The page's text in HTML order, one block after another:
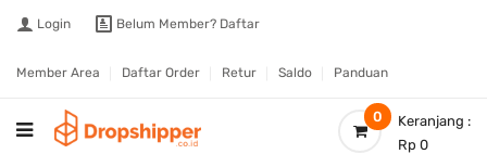
Login Belum Member? Daftar
Member Area Daftar Order Retur Saldo Panduan
0
Keranjang :
Rp 0